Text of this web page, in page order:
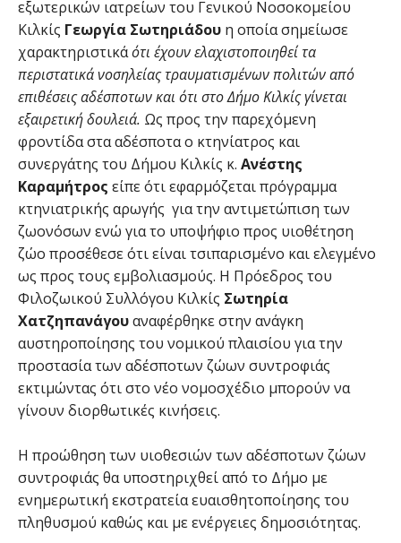
εξωτερικών ιατρείων του Γενικού Νοσοκομείου
Κιλκίς Γεωργία Σωτηριάδου η οποία σημείωσε
χαρακτηριστικάότι έχουν ελαχιστοποιηθεί τα
περιστατικά νοσηλείας τραυματισμένων πολιτών από
επιθέσεις αδέσποτων και ότι στο Δήμο Κιλκίς γίνεται
εξαιρετική δουλειά. Ως προς την παρεχόμενη
φροντίδα στα αδέσποτα ο κτηνίατρος και
συνεργάτης του Δήμου Κιλκίς κ. Ανέστης
Καραμήτρος είπε ότι εφαρμόζεται πρόγραμμα
κτηνιατρικής αρωγής για την αντιμετώπιση των
ζωονόσων ενώ για το υποψήφιο προς υιοθέτηση
ζώο προσέθεσε ότι είναι τσιπαρισμένο και ελεγμένο
ως προς τους εμβολιασμούς. Η Πρόεδρος του
Φιλοζωικού Συλλόγου Κιλκίς Σωτηρία
Χατζηπανάγουαναφέρθηκε στην ανάγκη
αυστηροποίησης του νομικού πλαισίου για την
προστασία των αδέσποτων ζώων συντροφιάς
εκτιμώντας ότι στο νέο νομοσχέδιο μπορούν να
γίνουν διορθωτικές κινήσεις.
Η προώθηση των υιοθεσιών των αδέσποτων ζώων
συντροφιάς θα υποστηριχθεί από το Δήμο με
ενημερωτική εκστρατεία ευαισθητοποίησης του
πληθυσμού καθώς και με ενέργειες δημοσιότητας.